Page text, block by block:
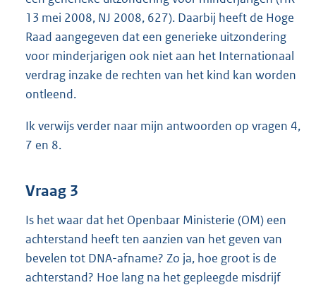
13 mei 2008, NJ 2008, 627). Daarbij heeft de Hoge
Raad aangegeven dat een generieke uitzondering
voor minderjarigen ook niet aan het Internationaal
verdrag inzake de rechten van het kind kan worden
ontleend.
Ik verwijs verder naar mijn antwoorden op vragen 4,
7 en 8.
Vraag 3
Is het waar dat het Openbaar Ministerie (OM) een
achterstand heeft ten aanzien van het geven van
bevelen tot DNA-afname? Zo ja, hoe groot is de
achterstand? Hoe lang na het gepleegde misdrijf